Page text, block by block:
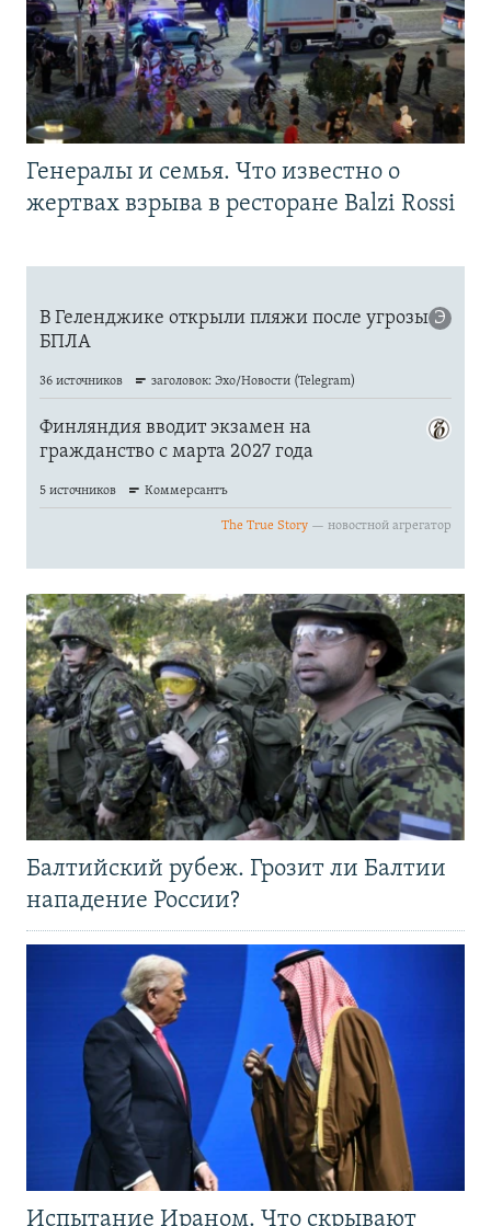
Генералы и семья. Что известно о
жертвах взрыва в ресторане Balzi Rossi
Балтийский рубеж. Грозит ли Балтии
нападение России?
Испытание Ираном. Что скрывают